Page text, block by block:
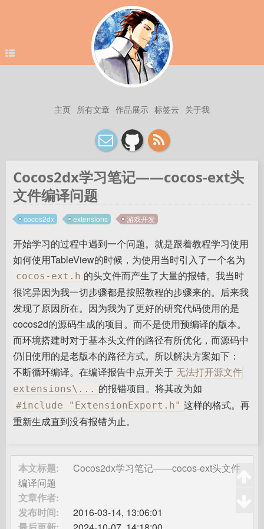
主页 所有文章 作品展示 标签云 关于我
Cocos2dx学习笔记——cocos-ext头
文件编译问题
cocos2dx extensions 游戏开发
开始学习的过程中遇到一个问题。就是跟着教程学习使用
如何使用TableView的时候，为使用当时引入了一个名为
cocos-ext.h 的头文件而产生了大量的报错。我当时
很诧异因为我一切步骤都是按照教程的步骤来的。后来我
发现了原因所在。因为我为了更好的研究代码使用的是
cocos2d的源码生成的项目。而不是使用预编译的版本。
而环境搭建时对于基本头文件的路径有所优化，而源码中
仍旧使用的是老版本的路径方式。所以解决方案如下：
不断循环编译。在编译报告中点开关于 无法打开源文件
extensions\... 的报错项目。将其改为如
#include "ExtensionExport.h" 这样的格式。再
重新生成直到没有报错为止。
本文标题:
Cocos2dx学习笔记——cocos-ext头文件
编译问题
文章作者:
发布时间:
2016-03-14, 13:06:01